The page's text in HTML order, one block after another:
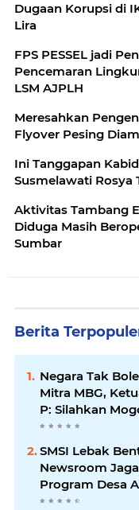
Dugaan Korupsi di
Lira
FPS PESSEL jadi
Pencemaran
LSM AJPLH
Meresahkan
Flyover Pesing
Ini Tanggapan
Susmelawati Rosya
Aktivitas Tambang
Diduga Masih
Sumbar
Berita
Negara Tak
Mitra MBG,
P: Silahkan
Ganti Kantin
SMSI Lebak
Newsroom
Program Desa Agar Bisa Maju
dan Mandiri